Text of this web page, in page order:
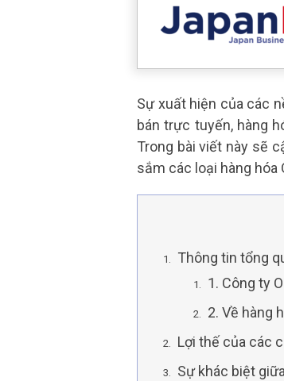
Sự xuất hiện của các
bán trực tuyến, hàng
Trong bài viết này sẽ
sắm các loại hàng hóa
Thông tin tổng
1. Công ty
2. Về hàng
Lợi thế của các
Sự khác biệt